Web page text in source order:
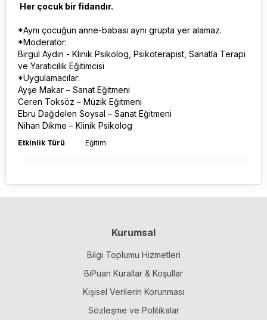
Her çocuk bir fidandır.
*Aynı çocuğun anne-babası aynı grupta yer alamaz.
*Moderatör:
Birgül Aydın - Klinik Psikolog, Psikoterapist, Sanatla Terapi
ve Yaratıcılık Eğitimcisi
*Uygulamacılar:
Ayşe Makar – Sanat Eğitmeni
Ceren Toksöz – Müzik Eğitmeni
Ebru Dağdelen Soysal – Sanat Eğitmeni
Nihan Dikme – Klinik Psikolog
Etkinlik Türü Eğitim
Kurumsal
Bilgi Toplumu Hizmetleri
BiPuan Kurallar & Koşullar
Kişisel Verilerin Korunması
Sözleşme ve Politikalar